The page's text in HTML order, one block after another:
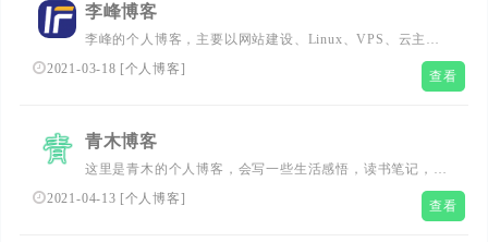
李峰博客
李峰的个人博客，主要以网站建设、Linux、VPS、云主
机、网站优化、加速、博客心得、心情随笔、佳文分享、个
2021-03-18 [个人博客] 查看
青木博客
这里是青木的个人博客，会写一些生活感悟，读书笔记，照
片分享，技术笔记等。...
2021-04-13 [个人博客] 查看